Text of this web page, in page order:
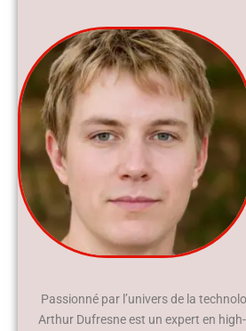
Passionné par l’univers de la
Arthur Dufresne est un expert en